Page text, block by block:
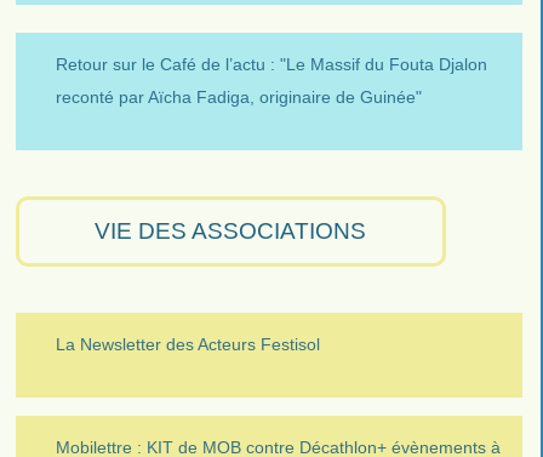
Retour sur le Café de l’actu : "Le Massif du Fouta Djalon
reconté par Aïcha Fadiga, originaire de Guinée"
VIE DES ASSOCIATIONS
La Newsletter des Acteurs Festisol
Mobilettre : KIT de MOB contre Décathlon+ évènements à